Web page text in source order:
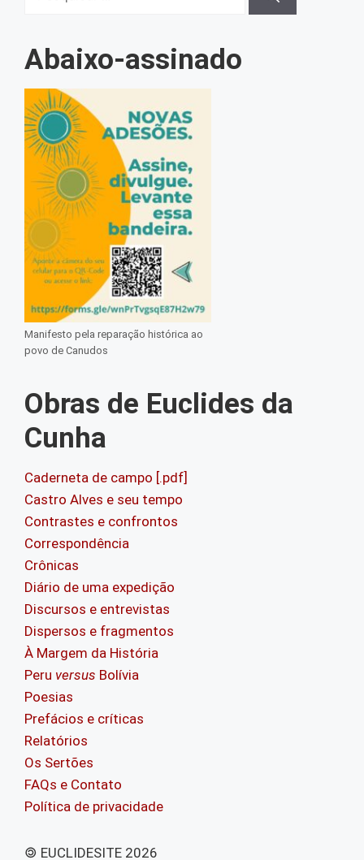
Abaixo-assinado
Manifesto pela reparação histórica ao
povo de Canudos
Obras de Euclides da
Cunha
Caderneta de campo [.pdf]
Castro Alves e seu tempo
Contrastes e confrontos
Correspondência
Crônicas
Diário de uma expedição
Discursos e entrevistas
Dispersos e fragmentos
À Margem da História
Peru versus Bolívia
Poesias
Prefácios e críticas
Relatórios
Os Sertões
FAQs e Contato
Política de privacidade
🄯 EUCLIDESITE 2026